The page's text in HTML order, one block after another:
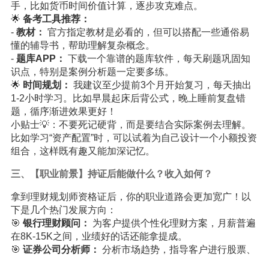
手，比如货币时间价值计算，逐步攻克难点。
🌟 备考工具推荐：
- 教材： 官方指定教材是必看的，但可以搭配一些通俗易
懂的辅导书，帮助理解复杂概念。
- 题库APP： 下载一个靠谱的题库软件，每天刷题巩固知
识点，特别是案例分析题一定要多练。
🌟 时间规划： 我建议至少提前3个月开始复习，每天抽出
1-2小时学习。比如早晨起床后背公式，晚上睡前复盘错
题，循序渐进效果更好！
小贴士💡：不要死记硬背，而是要结合实际案例去理解。
比如学习“资产配置”时，可以试着为自己设计一个小额投资
组合，这样既有趣又能加深记忆。
三、【职业前景】持证后能做什么？收入如何？
拿到理财规划师资格证后，你的职业道路会更加宽广！以
下是几个热门发展方向：
🎯 银行理财顾问：
为客户提供个性化理财方案，月薪普遍
在8K-15K之间，业绩好的话还能拿提成。
🎯 证券公司分析师： 分析市场趋势，指导客户进行股票、